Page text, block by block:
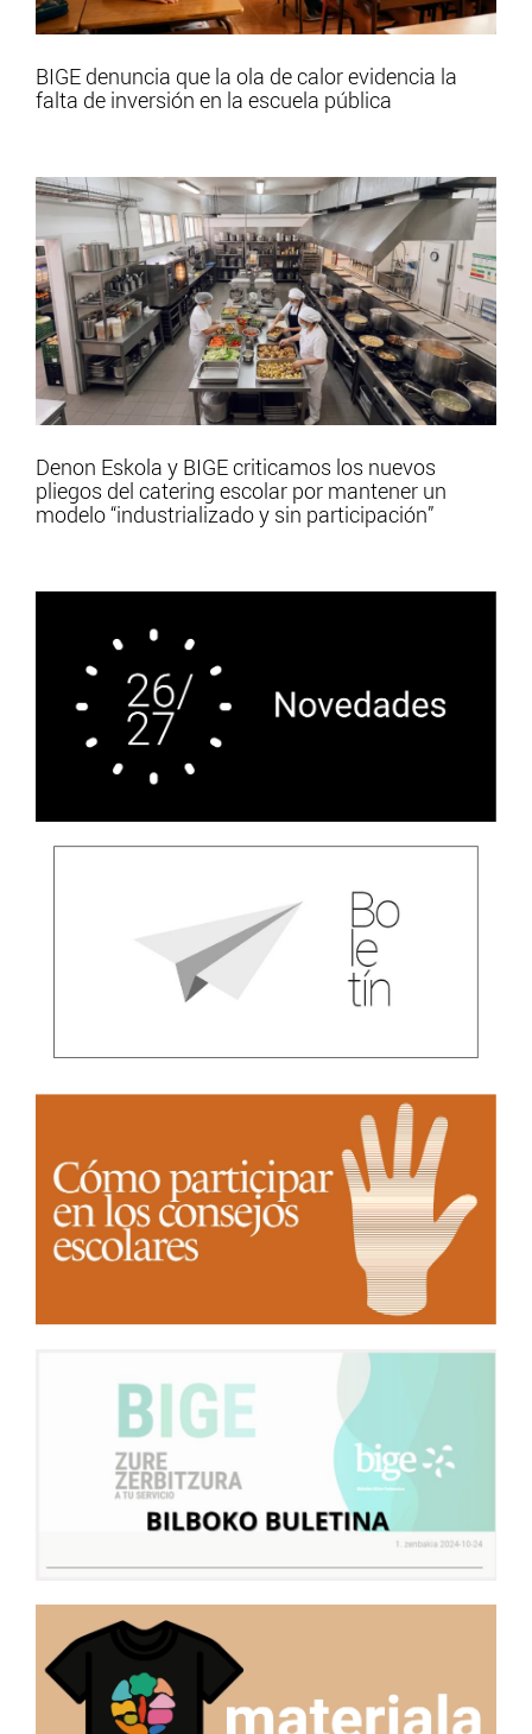
BIGE denuncia que la ola de calor evidencia la
falta de inversión en la escuela pública
Denon Eskola y BIGE criticamos los nuevos
pliegos del catering escolar por mantener un
modelo “industrializado y sin participación”